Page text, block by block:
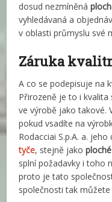
dosud nezmíněná
vyhledávaná a
v oblasti průmyslu své
Záruka
A co se podepisuje na
Přirozeně je to i
ve výrobě jako
pokud vsadíte na
Rodacciai S.p.A. a.
tyče, stejně jako
splní požadavky i toho
proto je tato
společnosti tak můžete